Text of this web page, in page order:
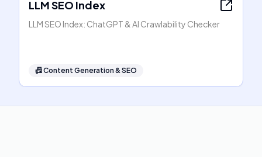
LLM SEO Index
LLM SEO Index: ChatGPT & AI Crawlability Checker
📠Content Generation & SEO